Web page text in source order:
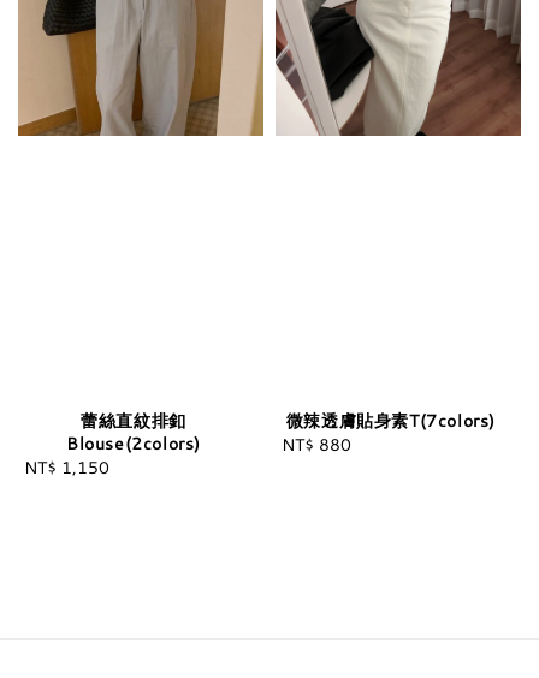
蕾絲直紋排釦
Blouse(2colors)
Regular
NT$ 1,150
微辣透膚貼身素T(7colors)
Regular
NT$ 880